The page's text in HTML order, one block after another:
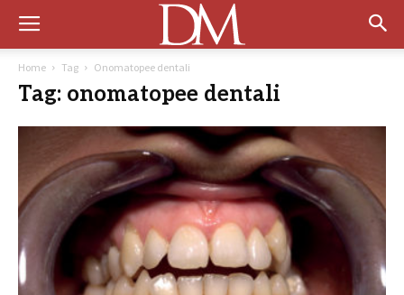
Home Tag Onomatopee dentali
Tag: onomatopee dentali